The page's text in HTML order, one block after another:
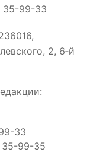
35-99-33
2, 6‑й
33
35-99-35